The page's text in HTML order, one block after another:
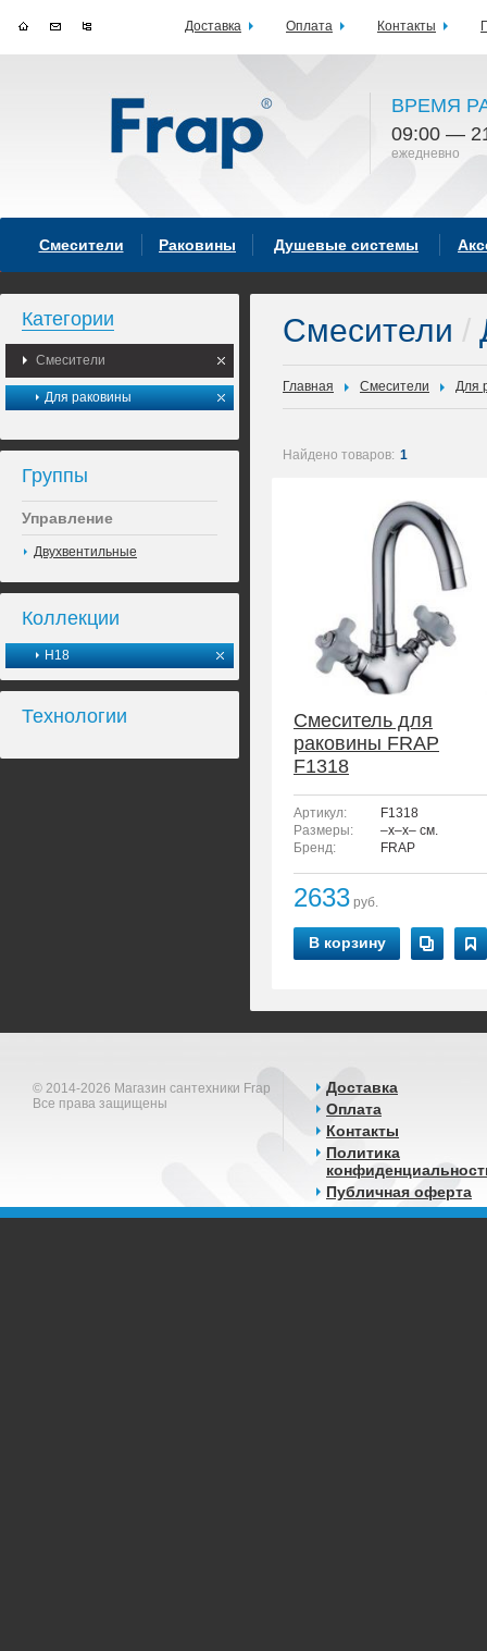
ВРЕМЯ
09:00 —
ежедневно
Смесители Раковины Душевые системы
Категории
Смесители
Для раковины
Группы
Управление
Двухвентильные
Коллекции
H18
Технологии
Смесители /
Главная Смесители Для
Найдено товаров: 1
Смеситель для
раковины FRAP
F1318
Артикул:
F1318
Размеры:
–x–x– см.
Бренд:
FRAP
2633 руб.
В корзину
© 2014-2026 Магазин сантехники Frap
Все права защищены
Доставка
Оплата
Контакты
Политика
Публичная оферта
Доставка Оплата Контакты